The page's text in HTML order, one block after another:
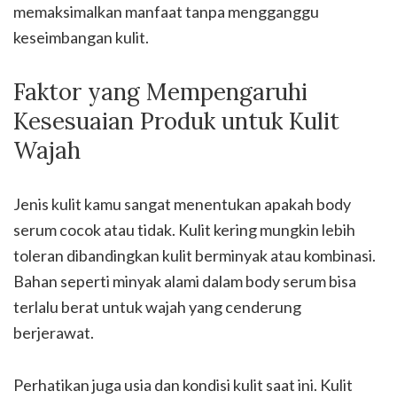
memaksimalkan manfaat tanpa mengganggu
keseimbangan kulit.
Faktor yang Mempengaruhi
Kesesuaian Produk untuk Kulit
Wajah
Jenis kulit kamu sangat menentukan apakah body
serum cocok atau tidak. Kulit kering mungkin lebih
toleran dibandingkan kulit berminyak atau kombinasi.
Bahan seperti minyak alami dalam body serum bisa
terlalu berat untuk wajah yang cenderung
berjerawat.
Perhatikan juga usia dan kondisi kulit saat ini. Kulit